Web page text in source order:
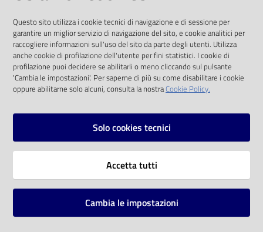
on line
Eventi
Chiedi al
bibliotecario
solo alle condizioni previste dalla direttiva
comunitaria 2003/98/CE e dal d.lgs. 36/2006
SOCIAL
Instagram
Vai alla pagina
Mappa del sito
Questo sito utilizza i cookie tecnici di navigazione e di sessione per
garantire un miglior servizio di navigazione del sito, e cookie analitici per
raccogliere informazioni sull'uso del sito da parte degli utenti. Utilizza
anche cookie di profilazione dell'utente per fini statistici. I cookie di
profilazione puoi decidere se abilitarli o meno cliccando sul pulsante
'Cambia le impostazioni'. Per saperne di più su come disabilitare i cookie
oppure abilitarne solo alcuni, consulta la nostraCookie Policy.
Solo cookies tecnici
Accetta tutti
Cambia le impostazioni